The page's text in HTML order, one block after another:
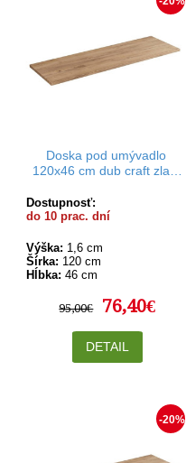
Doska pod umývadlo
120x46 cm dub craft zlatý
Dostupnosť:
do 10 prac. dní
Výška: 1,6 cm
Šírka: 120 cm
Hĺbka: 46 cm
95,00€ 76,40€
DETAIL
-20%